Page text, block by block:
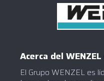
Acerca del
El Grupo WENZEL es